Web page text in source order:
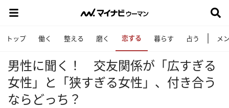
トップ 働く 整える 磨く 恋する 暮らす 占う メ
男性に聞く！ 交友関係が「広すぎる
女性」と「狭すぎる女性」、付き合う
ならどっち？